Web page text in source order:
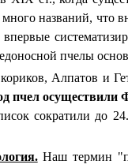
названий, что
впервые
пчелы
Алпатов и
пчел осуществили
сократили до 24.
Наш термин